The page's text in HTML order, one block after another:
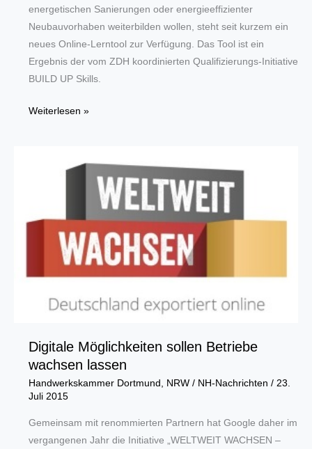
energetischen Sanierungen oder energieeffizienter
Neubauvorhaben weiterbilden wollen, steht seit kurzem ein
neues Online-Lerntool zur Verfügung. Das Tool ist ein
Ergebnis der vom ZDH koordinierten Qualifizierungs-Initiative
BUILD UP Skills.
Neues
Ausbilder
Weiterlesen »
Digitale Möglichkeiten sollen Betriebe
wachsen lassen
Handwerkskammer Dortmund NRW/ NH-Nachrichten / 23.
Juli 2015
Gemeinsam mit renommierten Partnern hat Google daher im
vergangenen Jahr die Initiative „WELTWEIT WACHSEN ‒